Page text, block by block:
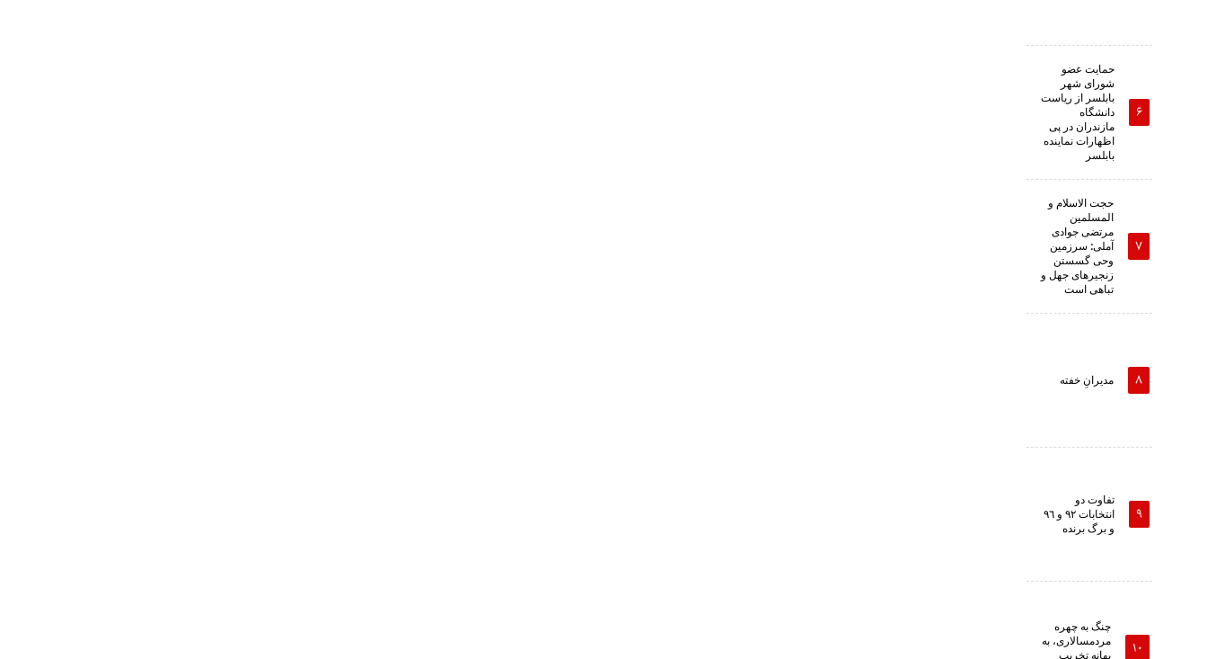
حمایت عضو
شورای شهر
بابلسر از ریاست
دانشگاه
مازندران در پی
اظهارات نماینده
بابلسر
حجت الاسلام و
المسلمین
مرتضی جوادی
آملی: سرزمین
وحى گسستن
زنجیرهاى جهل و
تباهى است
مدیرانِ خفته
تفاوت دو
انتخابات ٩٢ و ٩٦
و برگ برنده
چنگ به چهره
مردمسالاری، به
بهانه تخریب